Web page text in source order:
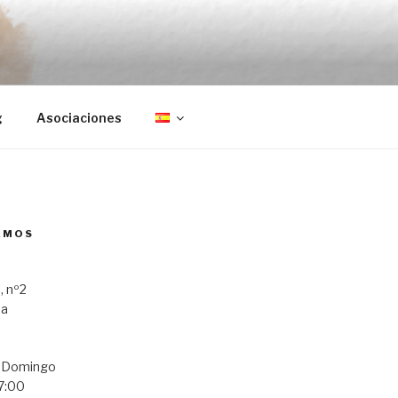
Asociaciones
nº2